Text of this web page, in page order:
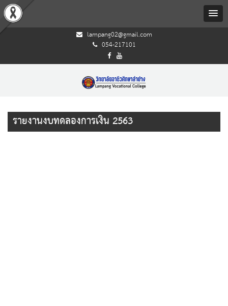
lampang02@gmail.com
054-217101
รายงานงบทดลองการเงิน 2563